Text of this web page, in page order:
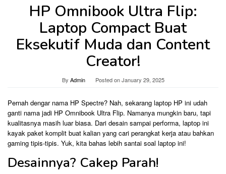
HP Omnibook Ultra Flip:
Laptop Compact Buat
Eksekutif Muda dan Content
Creator!
By Admin Posted onJanuary 29, 2025
Pernah dengar nama HP Spectre? Nah, sekarang laptop HP ini udah
ganti nama jadi HP Omnibook Ultra Flip. Namanya mungkin baru, tapi
kualitasnya masih luar biasa. Dari desain sampai performa, laptop ini
kayak paket komplit buat kalian yang cari perangkat kerja atau bahkan
gaming tipis-tipis. Yuk, kita bahas lebih santai soal laptop ini!
Desainnya? Cakep Parah!